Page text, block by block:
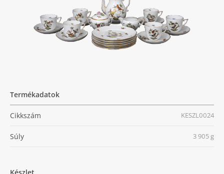
Termékadatok
Cikkszám KESZL0024
Súly 3 905 g